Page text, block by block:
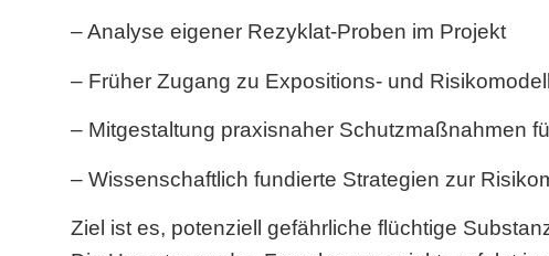
– Analyse eigener Rezyklat-Proben im Projekt
– Früher Zugang zu Expositions- und
– Mitgestaltung praxisnaher Schutzmaßnahmen
– Wissenschaftlich fundierte Strategien zur
Ziel ist es, potenziell gefährliche flüchtige